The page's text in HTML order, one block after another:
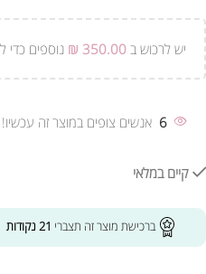
יש לרכוש ב ₪ 350.00 נוספים כדי
6 אנשים צופים במוצר זה עכשיו!
קיים במלאי
ברכישת מוצר זה תצברי 21 נקודות